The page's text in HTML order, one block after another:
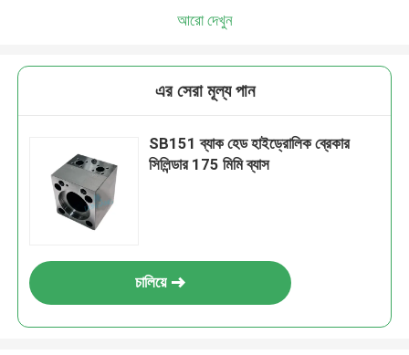
আরো দেখুন
এর সেরা মূল্য পান
SB151 ব্যাক হেড হাইড্রোলিক ব্রেকার
সিলিন্ডার 175 মিমি ব্যাস
চালিয়ে